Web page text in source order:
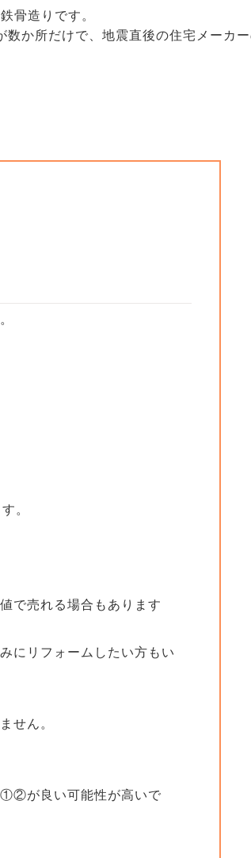
骨造りです。
か所だけで、地震直後の住宅メーカ
。
で売れる場合もあります
にリフォームしたい方もい
せん。
①②が良い可能性が高いで